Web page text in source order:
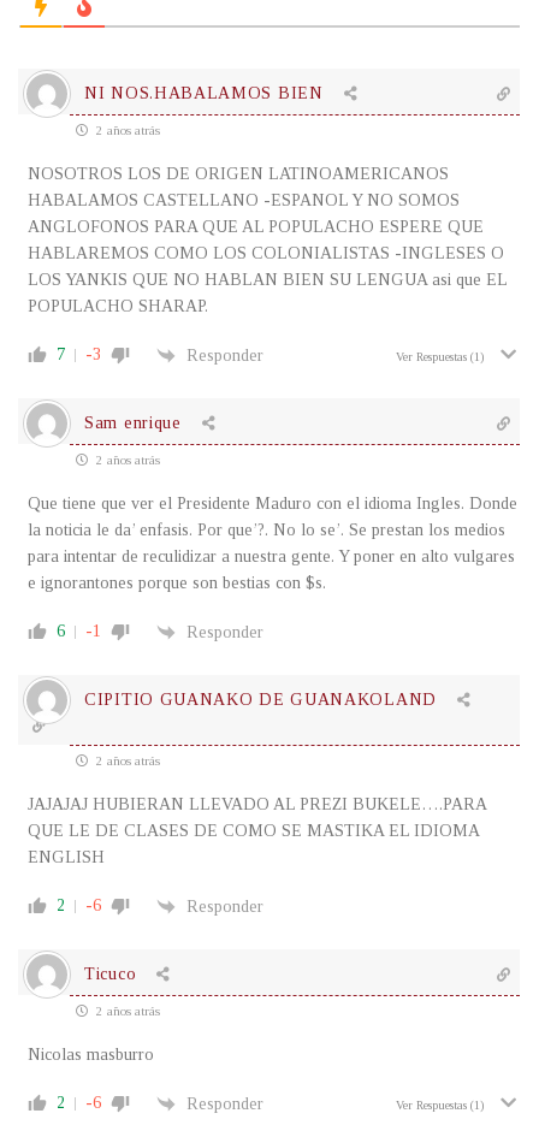
NI NOS.HABALAMOS BIEN
2 años atrás
NOSOTROS LOS DE ORIGEN LATINOAMERICANOS
HABALAMOS CASTELLANO -ESPANOL Y NO SOMOS
ANGLOFONOS PARA QUE AL POPULACHO ESPERE QUE
HABLAREMOS COMO LOS COLONIALISTAS -INGLESES O
LOS YANKIS QUE NO HABLAN BIEN SU LENGUA asi que EL
POPULACHO SHARAP.
7 -3 Responder Ver Respuestas (1)
Sam enrique
2 años atrás
Que tiene que ver el Presidente Maduro con el idioma Ingles. Donde
la noticia le da’ enfasis. Por que’?. No lo se’. Se prestan los medios
para intentar de reculidizar a nuestra gente. Y poner en alto vulgares
e ignorantones porque son bestias con $s.
6 -1 Responder
CIPITIO GUANAKO DE GUANAKOLAND
2 años atrás
JAJAJAJ HUBIERAN LLEVADO AL PREZI BUKELE….PARA
QUE LE DE CLASES DE COMO SE MASTIKA EL IDIOMA
ENGLISH
2 -6 Responder
Ticuco
2 años atrás
Nicolas masburro
2 -6 Responder Ver Respuestas (1)